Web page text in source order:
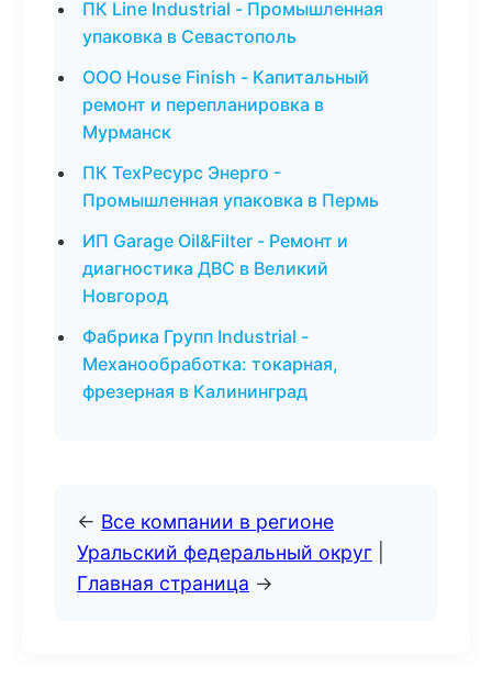
ПК Line Industrial - Промышленная
упаковка в Севастополь
ООО House Finish - Капитальный
ремонт и перепланировка в
Мурманск
ПК ТехРесурс Энерго -
Промышленная упаковка в Пермь
ИП Garage Oil&Filter - Ремонт и
диагностика ДВС в Великий
Новгород
Фабрика Групп Industrial -
Механообработка: токарная,
фрезерная в Калининград
← Все компании в регионе
Уральский федеральный округ
Главная страница →